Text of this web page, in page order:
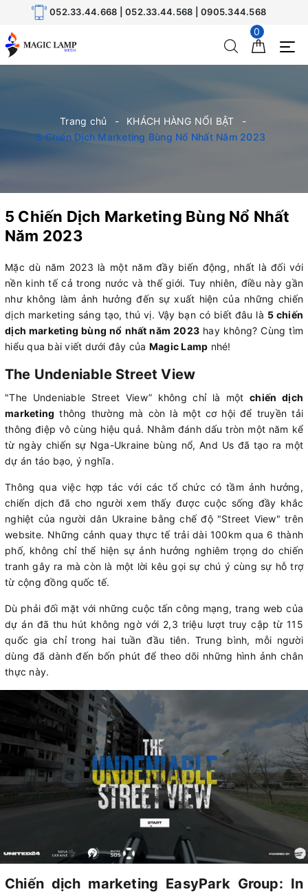
052.33.44.668 | 052.33.44.568 | 0905.344.568
0
Trang chủ
KHÁCH HÀNG NỔI BẬT
5 Chiến Dịch Marketing Bùng Nổ Nhất Năm 2023
5 Chiến Dịch Marketing Bùng Nổ Nhất
Năm 2023
Mặc dù năm 2023 là một năm đầy biến động, nhất là đối với
nền kinh tế cả trong nước và thế giới. Tuy nhiên, điều này gần
như không làm ảnh hưởng đến sự xuất hiện của những chiến
dịch marketing sáng tạo, thú vị. Vậy bạn có biết đâu là 5 chiến
dịch marketing bùng nổ nhất năm 2023 hay không? Cùng tìm
hiểu qua bài viết dưới đây của Magic Lamp nhé!
The Undeniable Street View
"The Undeniable Street View” không chỉ là mộtchiến dịch
marketing thông thường mà còn là một cơ hội để truyền tải
thông điệp vô cùng hiệu quả. Nhằm đánh dấu tròn một năm kể
từ ngày chiến sự Nga-Ukraine bùng nổ, And Us đã tạo ra một
dự án táo bạo, ý nghĩa.
Thông qua việc hợp tác với các tổ chức có tầm ảnh hưởng,
chiến dịch đã cho người xem thấy được cuộc sống đầy khắc
nghiệt của người dân Ukraine bằng chế độ "Street View" trên
website. Những cảnh quay thực tế trải dài 100km qua 6 thành
phố, không chỉ thể hiện sự ảnh hưởng nghiêm trọng do chiến
tranh gây ra mà còn là một lời kêu gọi sự chú ý cùng sự hỗ trợ
từ cộng đồng quốc tế.
Dù phải đối mặt với những cuộc tấn công mạng, trang web của
dự án đã thu hút không ngờ với 2,3 triệu lượt truy cập từ 115
quốc gia chỉ trong hai tuần đầu tiên. Trung bình, mỗi người
dùng đã dành đến bốn phút để theo dõi những hình ảnh chân
thực này.
Chiến dịch marketing EasyPark Group: In